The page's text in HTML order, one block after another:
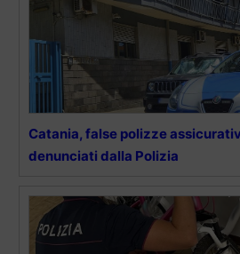
Catania, false polizze
denunciati dalla Polizia